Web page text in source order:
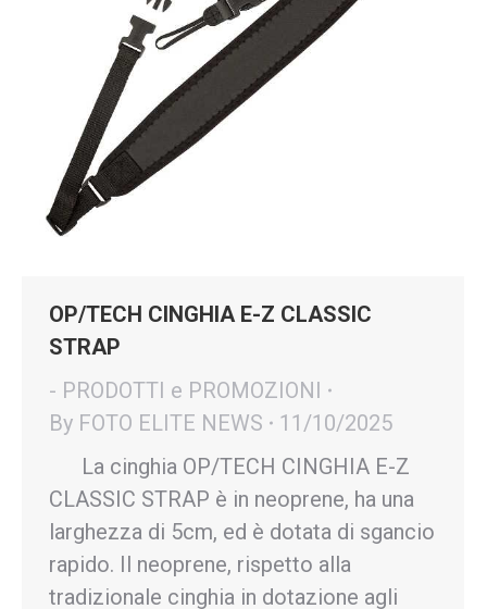
OP/TECH CINGHIA E-Z CLASSIC
STRAP
- PRODOTTI e PROMOZIONI
By FOTO ELITE NEWS
11/10/2025
La cinghia OP/TECH CINGHIA E-Z
CLASSIC STRAP è in neoprene, ha una
larghezza di 5cm, ed è dotata di sgancio
rapido. Il neoprene, rispetto alla
tradizionale cinghia in dotazione agli